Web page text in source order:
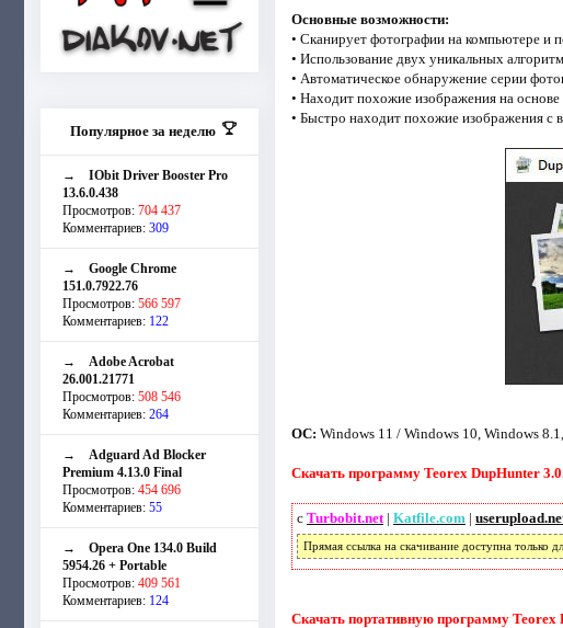
Популярное за неделю
→ IObit Driver Booster Pro
13.6.0.438
Просмотров: 704 437
Комментариев: 309
→ Google Chrome
151.0.7922.76
Просмотров: 566 597
Комментариев: 122
→ Adobe Acrobat
26.001.21771
Просмотров: 508 546
Комментариев: 264
→ Adguard Ad Blocker
Premium 4.13.0 Final
Просмотров: 454 696
Комментариев: 55
→ Opera One 134.0 Build
5954.26 + Portable
Просмотров: 409 561
Комментариев: 124
Основные возможности:
• Сканирует фотографии на компьютере и
• Использование двух уникальных
• Автоматическое обнаружение серии
• Находит похожие изображения на основе
• Быстро находит похожие изображения с
ОС: Windows 11 / Windows 10, Windows
Скачать программу Teorex DupHunter
с Turbobit.net| Katfile.com |
Прямая ссылка на скачивание доступна только
Скачать портативную программу